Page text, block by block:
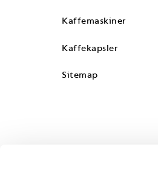
Kaffemaskiner
Kaffekapsler
Sitemap